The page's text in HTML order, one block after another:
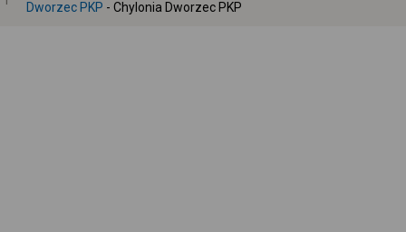
Dworzec PKP - Chylonia Dworzec PKP